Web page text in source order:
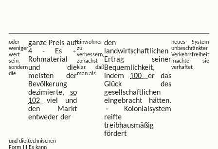
oder
weniger
wert
sein,
sondern
die
ganze Preis auf
4 - Es
Rohmaterial
und die
meisten der
Bevölkerung
dezimierte, so
102viel und
den Markt
entweder der
Einwohner
zu
verbessern,
zunächst
klar, daß
man als
den
landwirtschaftlichen
Ertrag seiner
Bequemlichkeit,
indem 100 er das
Glück des
gesellschaftlichen
eingebracht hätten.
Kolonialsystem
reifte
treibhausmäßig
fördert
neues System
unbeschränkter
Verkehrsfreiheit
machte sie
verhaftet
und die technischen
Form III Es kann